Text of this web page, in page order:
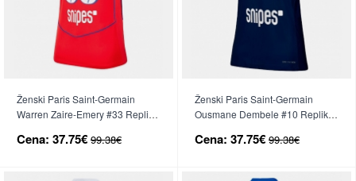
Ženski Paris Saint-Germain
Warren Zaire-Emery #33 Replika
Kratek Rokav
Cena: 37.75€ 99.38€
Ženski Paris Saint-Germain
Ousmane Dembele #10 Replika
26 Kratek Rokav
Cena: 37.75€ 99.38€